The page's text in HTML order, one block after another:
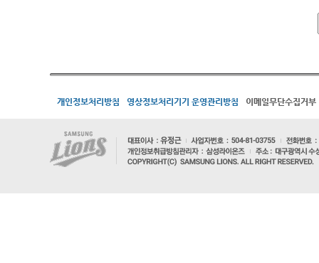
개인정보처리방침 영상정보처리기기 운영관리방침 이메일무단수집거부